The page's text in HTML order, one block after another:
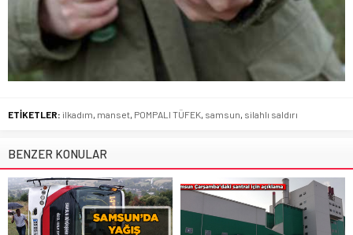
ETİKETLER: ilkadım, manset, POMPALI TÜFEK, samsun, silahlı saldırı
BENZER KONULAR